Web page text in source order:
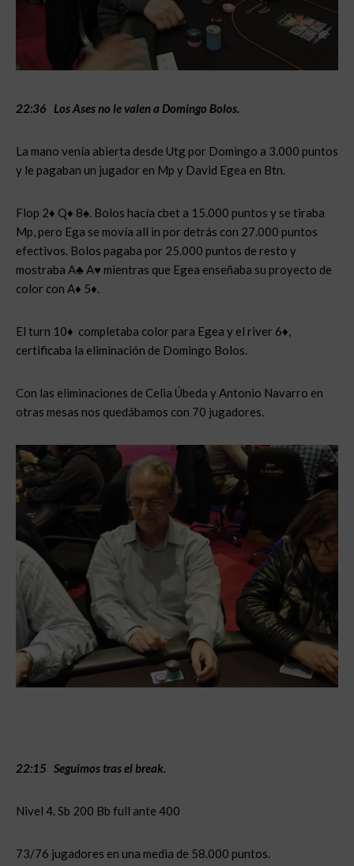
22:36 Los Ases no le valen a Domingo Bolos.
La mano venía abierta desde Utg por Domingo a 3.000 puntos
y le pagaban un jugador en Mp y David Egea en Btn.
Flop 2♦ Q♦ 8♠. Bolos hacía cbet a 15.000 puntos y se tiraba
Mp, pero Ega se movía all in por detrás con 27.000 puntos
efectivos. Bolos pagaba por 25.000 puntos de resto y
mostraba A♣ A♥ mientras que Egea enseñaba su proyecto de
color con A♦ 5♦.
El turn 10♦ completaba color para Egea y el river 6♦,
certificaba la eliminación de Domingo Bolos.
Con las eliminaciones de Celia Úbeda y Antonio Navarro en
otras mesas nos quedábamos con 70 jugadores.
22:15 Seguimos tras el break.
Nivel 4. Sb 200 Bb full ante 400
73/76 jugadores en una media de 58.000 puntos.